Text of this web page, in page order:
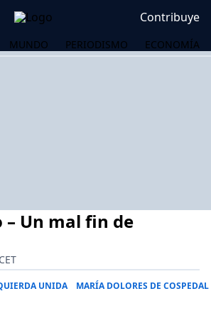
Contribuye
MUNDO PERIODISMO ECONOMÍA
– Un mal fin de
UNIDA MARÍA DOLORES DE COSPEDAL